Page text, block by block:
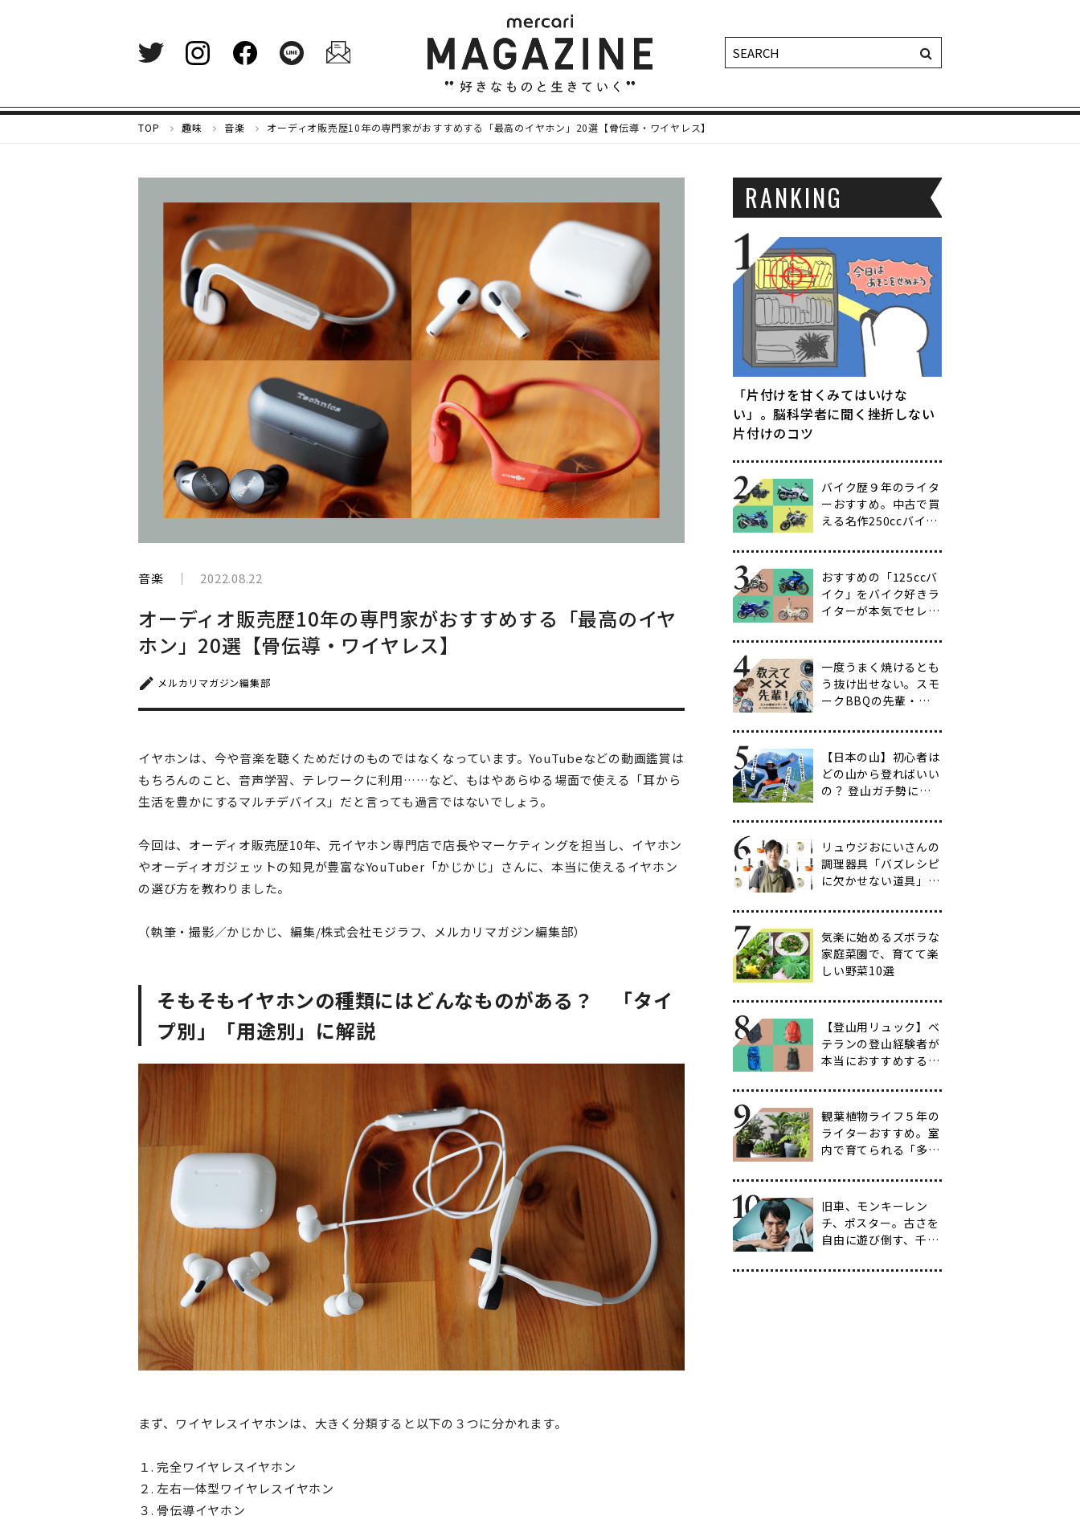
TOP
メ
リ
好
の
と
生
趣味 音楽 オーディオ販売歴10年の専門家がおすすめする「最高のイヤホン」20選【骨伝導・ワイヤレス】
音楽 2022.08.22
オーディオ販売歴10年の専門家がおすすめする「最高のイヤ
ホン」20選【骨伝導・ワイヤレス】
メルカリマガジン編集部
イヤホンは、今や音楽を聴くためだけのものではなくなっています。YouTubeなどの動画鑑賞は
もちろんのこと、音声学習、テレワークに利用……など、もはやあらゆる場面で使える「耳から
生活を豊かにするマルチデバイス」だと言っても過言ではないでしょう。
今回は、オーディオ販売歴10年、元イヤホン専門店で店長やマーケティングを担当し、イヤホン
やオーディオガジェットの知見が豊富なYouTuber「かじかじ」さんに、本当に使えるイヤホン
の選び方を教わりました。
（執筆・撮影／かじかじ、編集/株式会社モジラフ、メルカリマガジン編集部）
そもそもイヤホンの種類にはどんなものがある？ 「タイ
プ別」「用途別」に解説
まず、ワイヤレスイヤホンは、大きく分類すると以下の３つに分かれます。
１. 完全ワイヤレスイヤホン
２. 左右一体型ワイヤレスイヤホン
３. 骨伝導イヤホン
RANKING
「片付けを甘くみてはいけな
い」。脳科学者に聞く挫折しない
片付けのコツ
バイク歴９年のライタ
ーおすすめ。中古で買
える名作250ccバイク
からベテラン向けま
で】
おすすめの「125ccバ
イク」をバイク好きラ
イターが本気でセレク
一度うまく焼けるとも
う抜け出せない。スモ
ークBBQの先輩・渋
だわりのアイテム20
選
【日本の山】初心者は
どの山から登ればいい
の？ 登山ガチ勢に聞
ぎ】
リュウジおにいさんの
調理器具「バズレシピ
に欠かせない道具」５
気楽に始めるズボラな
家庭菜園で、育てて楽
しい野菜10選
【登山用リュック】ベ
テランの登山経験者が
本当におすすめする容
選
観葉植物ライフ５年の
ライターおすすめ。室
内で育てられる「多肉
育て方も紹介】
旧車、モンキーレン
チ、ポスター。古さを
自由に遊び倒す、千原
ージ愛」